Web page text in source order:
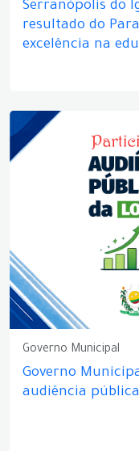
Serranópolis do
resultado do
excelência na
Governo Municipal
Governo
audiência